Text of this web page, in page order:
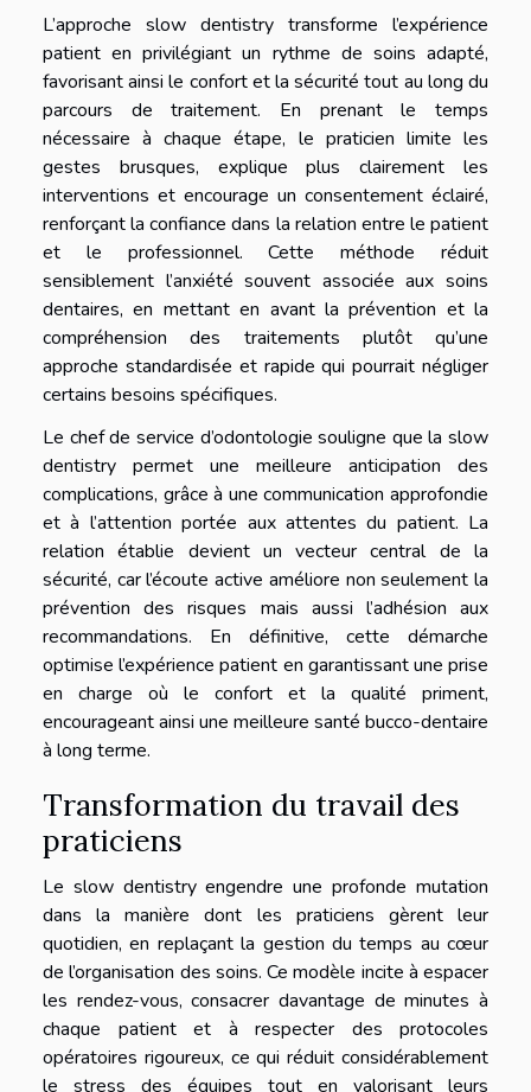
L’approche slow dentistry transforme l’expérience
patient en privilégiant un rythme de soins adapté,
favorisant ainsi le confort et la sécurité tout au long du
parcours de traitement. En prenant le temps
nécessaire à chaque étape, le praticien limite les
gestes brusques, explique plus clairement les
interventions et encourage un consentement éclairé,
renforçant la confiance dans la relation entre le patient
et le professionnel. Cette méthode réduit
sensiblement l’anxiété souvent associée aux soins
dentaires, en mettant en avant la prévention et la
compréhension des traitements plutôt qu’une
approche standardisée et rapide qui pourrait négliger
certains besoins spécifiques.
Le chef de service d’odontologie souligne que la slow
dentistry permet une meilleure anticipation des
complications, grâce à une communication approfondie
et à l’attention portée aux attentes du patient. La
relation établie devient un vecteur central de la
sécurité, car l’écoute active améliore non seulement la
prévention des risques mais aussi l’adhésion aux
recommandations. En définitive, cette démarche
optimise l’expérience patient en garantissant une prise
en charge où le confort et la qualité priment,
encourageant ainsi une meilleure santé bucco-dentaire
à long terme.
Transformation du travail des
praticiens
Le slow dentistry engendre une profonde mutation
dans la manière dont les praticiens gèrent leur
quotidien, en replaçant la gestion du temps au cœur
de l’organisation des soins. Ce modèle incite à espacer
les rendez-vous, consacrer davantage de minutes à
chaque patient et à respecter des protocoles
opératoires rigoureux, ce qui réduit considérablement
le stress des équipes tout en valorisant leurs